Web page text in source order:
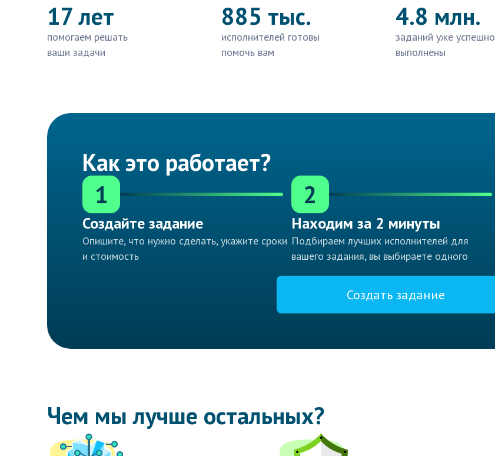
17 лет
помогаем решать
ваши задачи
885 тыс.
исполнителей готовы
помочь вам
4.8 млн.
заданий уже успешно
выполнены
Как это работает?
1
Создайте задание
Опишите, что нужно сделать, укажите сроки
и стоимость
2
Находим за 2 минуты
Подбираем лучших исполнителей для
вашего задания, вы выбираете одного
Создать задание
Чем мы лучше остальных?